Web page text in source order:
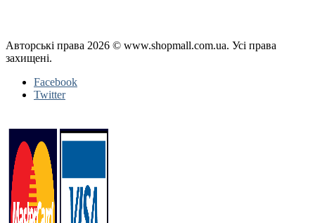
Авторські права 2026 © www.shopmall.com.ua. Усі права
захищені.
Facebook
Twitter